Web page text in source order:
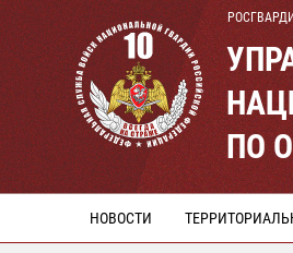
ПО
НОВОСТИ